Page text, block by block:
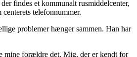
findes et kommunalt rusmiddelcenter,
telefonnummer.
problemer hænger sammen. Han har
mine forældre det. Mig, der er kendt for